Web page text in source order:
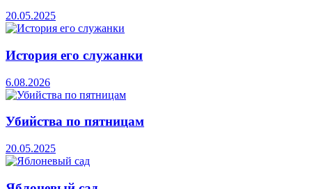
20.05.2025
История его служанки
6.08.2026
Убийства по пятницам
20.05.2025